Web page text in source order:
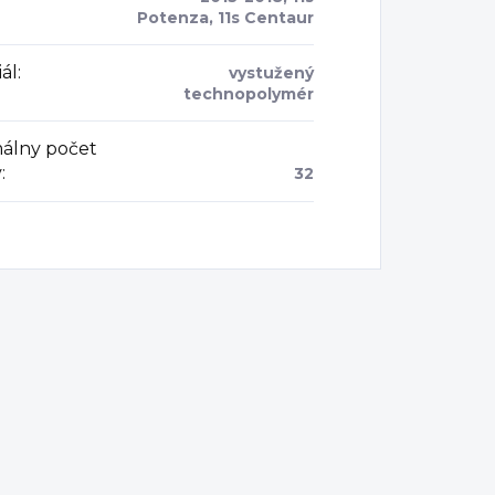
Potenza, 11s Centaur
:
vystužený
technopolymér
počet
: 32